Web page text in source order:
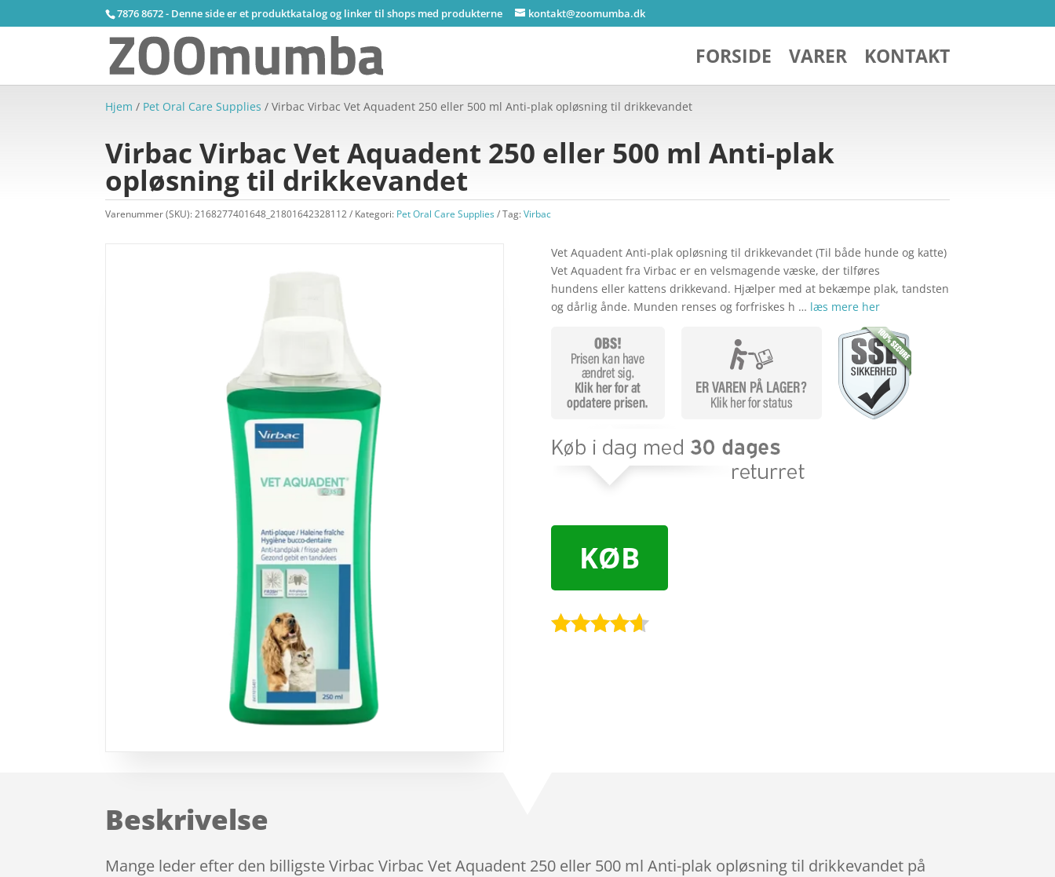
7876 8672 - Denne side er et produktkatalog og linker til shops med produkterne kontakt@zoomumba.dk
FORSIDE VARER KONTAKT
Hjem / Pet Oral Care Supplies / Virbac Virbac Vet Aquadent 250 eller 500 ml Anti-plak opløsning til drikkevandet
Virbac Virbac Vet Aquadent 250 eller 500 ml Anti-plak
opløsning til drikkevandet
Varenummer (SKU):2168277401648_21801642328112 Kategori: Pet Oral Care Supplies Tag:Virbac
Vet Aquadent Anti-plak opløsning til drikkevandet (Til både hunde og katte)
Vet Aquadent fra Virbac er en velsmagende væske, der tilføres
hundens eller kattens drikkevand. Hjælper med at bekæmpe plak, tandsten
og dårlig ånde. Munden renses og forfriskes h … læs mere her
KØB
Beskrivelse
Mange leder efter den billigste Virbac Virbac Vet Aquadent 250 eller 500 ml Anti-plak opløsning til drikkevandet på